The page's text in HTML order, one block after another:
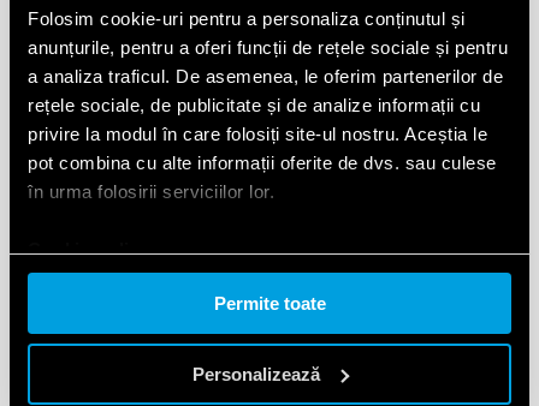
Folosim cookie-uri pentru a personaliza conținutul și
anunțurile, pentru a oferi funcții de rețele sociale și pentru
a analiza traficul. De asemenea, le oferim partenerilor de
rețele sociale, de publicitate și de analize informații cu
privire la modul în care folosiți site-ul nostru. Aceștia le
pot combina cu alte informații oferite de dvs. sau culese
în urma folosirii serviciilor lor.
Cookie policy.
Permite toate
Personalizează
TIPUL 38.62 - INTERFEȚE MODULARE CU
RELEE ELECTROMECANICE
Versiuni cu bobină sensibilă în C.C. sau bobină C.A. /
C.C.